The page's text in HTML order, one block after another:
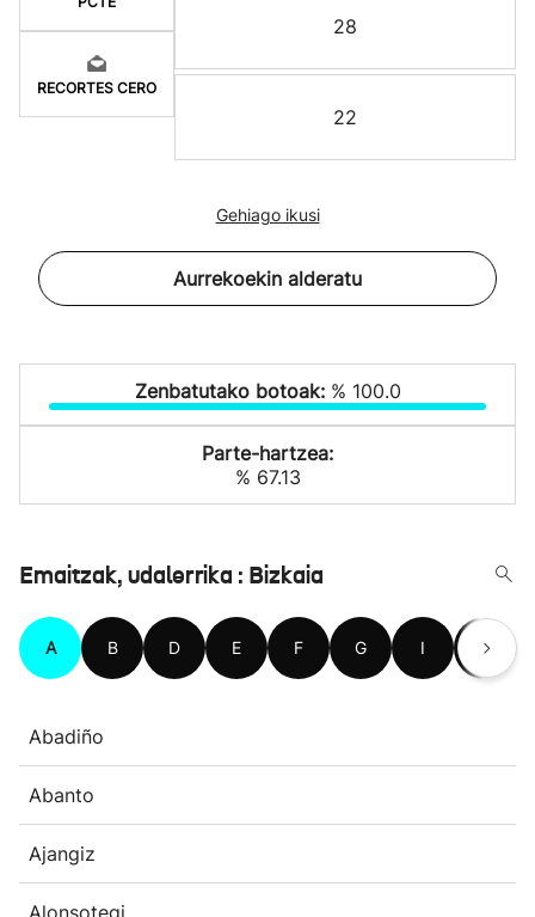
RECORTES CERO
28
22
Gehiago ikusi
Aurrekoekin alderatu
Zenbatutako botoak: % 100.0
Parte-hartzea:
% 67.13
Emaitzak, udalerrika : Bizkaia
A B D E F G I J
Abadiño
Abanto
Ajangiz
Alonsotegi